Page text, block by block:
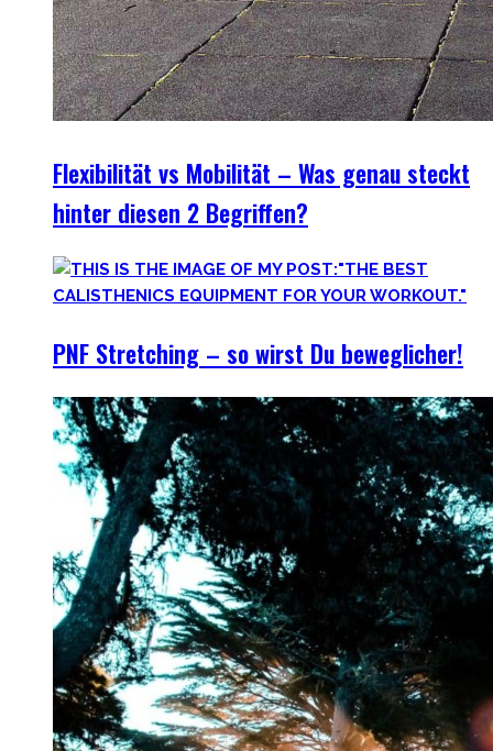
Flexibilität vs Mobilität – Was genau steckt
hinter diesen 2 Begriffen?
PNF Stretching – so wirst Du beweglicher!